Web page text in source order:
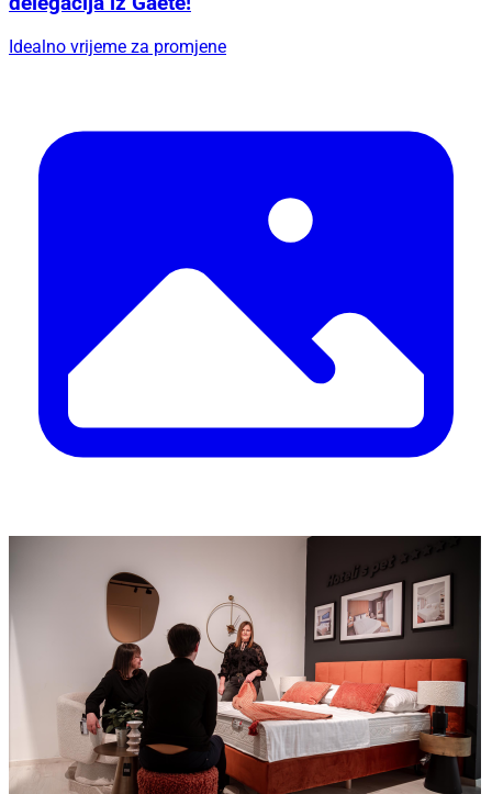
Idealno vrijeme za promjene